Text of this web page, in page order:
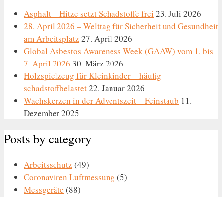
Asphalt – Hitze setzt Schadstoffe frei 23. Juli 2026
28. April 2026 – Welttag für Sicherheit und Gesundheit
am Arbeitsplatz 27. April 2026
Global Asbestos Awareness Week (GAAW) vom 1. bis
7. April 2026 30. März 2026
Holzspielzeug für Kleinkinder – häufig
schadstoffbelastet22. Januar 2026
Wachskerzen in der Adventszeit – Feinstaub 11.
Dezember 2025
Posts by category
Arbeitsschutz (49)
Coronaviren Luftmessung (5)
Messgeräte (88)